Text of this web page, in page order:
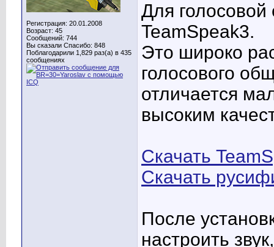
Регистрация: 20.01.2008
Возраст: 45
Сообщений: 744
Вы сказали Спасибо: 848
Поблагодарили 1,829 раз(а) в 435
сообщениях
Для голосовой
TeamSpeak3.
Это широко
голосового
отличается
высоким
Скачать
Скачать
После
настроить